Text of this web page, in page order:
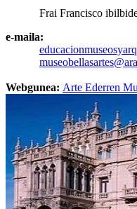
Frai Francisco
e-maila:
Webgunea: Arte Ederren